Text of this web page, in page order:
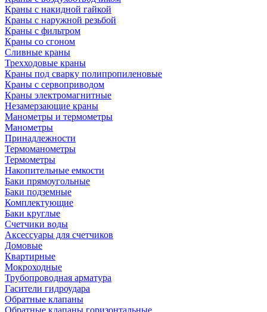
Краны с накидной гайкой
Краны с наружной резьбой
Краны с фильтром
Краны со сгоном
Сливные краны
Трехходовые краны
Краны под сварку полипропиленовые
Краны с сервоприводом
Краны электромагнитные
Незамерзающие краны
Манометры и термометры
Манометры
Принадлежности
Термоманометры
Термометры
Накопительные емкости
Баки прямоугольные
Баки подземные
Комплектующие
Баки круглые
Счетчики воды
Аксессуары для счетчиков
Домовые
Квартирные
Мокроходные
Трубопроводная арматура
Гасители гидроудара
Обратные клапаны
Обратные клапаны горизонтальные